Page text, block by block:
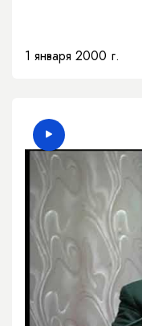
1 января 2000 г.